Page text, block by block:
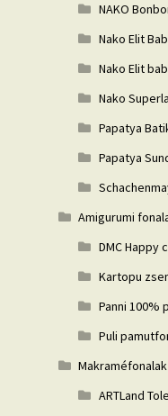
NAKO
Nako Elit
Nako Elit
Nako
Papatya
Papatya
Amigurumi
DMC Happy
Kartopu
Panni 100%
Puli
Makraméfonalak
ARTLand